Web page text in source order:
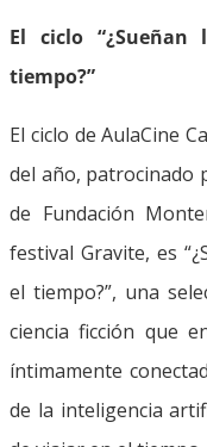
El ciclo
tiempo?”
El ciclo de AulaCine
del año, patrocinado
de Fundación
festival Gravite, es
el tiempo?”, una
ciencia ficción que
íntimamente
de la inteligencia